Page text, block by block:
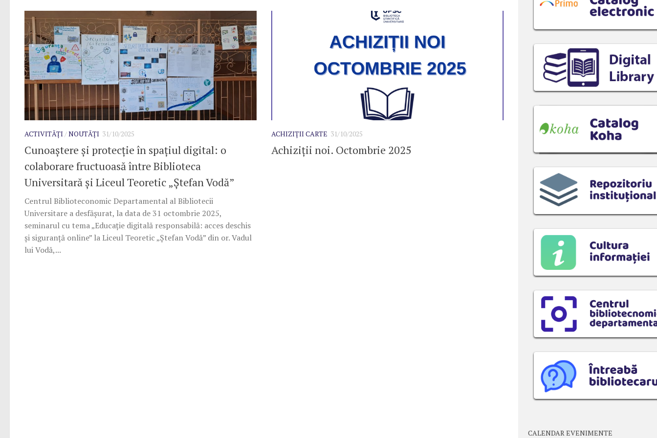
ACTIVITĂȚI /NOUTĂȚI 31/10/2025
Cunoaștere și protecție în spațiul digital: o
colaborare fructuoasă între Biblioteca
Universitară și Liceul Teoretic „Ștefan Vodă”
Centrul Biblioteconomic Departamental al Bibliotecii
Universitare a desfășurat, la data de 31 octombrie 2025,
seminarul cu tema „Educație digitală responsabilă: acces deschis
și siguranță online” la Liceul Teoretic „Ștefan Vodă” din or. Vadul
lui Vodă,...
ACHIZIȚII CARTE 31/10/2025
Achiziții noi. Octombrie 2025
CALENDAR EVENIMENTE